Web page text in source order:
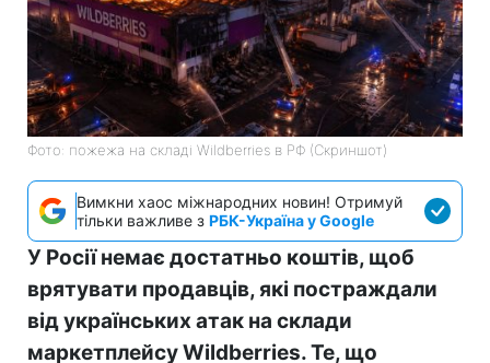
Фото: пожежа на складі Wildberries в РФ (Скриншот)
Вимкни хаос міжнародних новин! Отримуй
тільки важливе з РБК-Україна у Google
У Росії немає достатньо коштів, щоб
врятувати продавців, які постраждали
від українських атак на склади
маркетплейсу Wildberries. Те, що